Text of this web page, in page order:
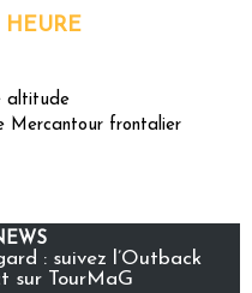
HEURE
altitude
Mercantour frontalier
: suivez l’Outback
sur TourMaG